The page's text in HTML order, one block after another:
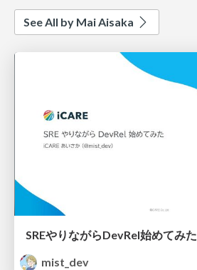
See All by Mai Aisaka
SREやりながらDevRel始めてみた
mist_dev